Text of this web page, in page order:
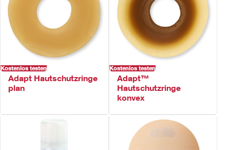
Kostenlos testen
Adapt Hautschutzringe
plan
Kostenlos testen
Adapt™
Hautschutzringe
konvex